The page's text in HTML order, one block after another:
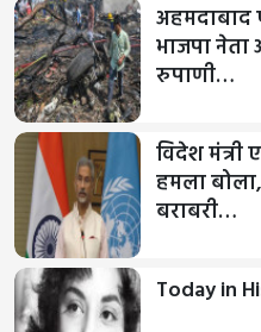
अहमदाबाद
भाजपा नेता
रुपाणी…
विदेश
हमला
बराबरी…
Today in